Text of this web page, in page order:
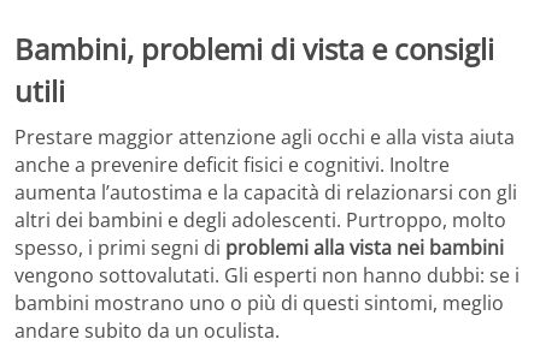
Bambini, problemi di vista e consigli
utili
Prestare maggior attenzione agli occhi e alla vista aiuta
anche a prevenire deficit fisici e cognitivi. Inoltre
aumenta l’autostima e la capacità di relazionarsi con gli
altri dei bambini e degli adolescenti. Purtroppo, molto
spesso, i primi segni di problemi alla vista nei bambini
vengono sottovalutati. Gli esperti non hanno dubbi: se i
bambini mostrano uno o più di questi sintomi, meglio
andare subito da un oculista.